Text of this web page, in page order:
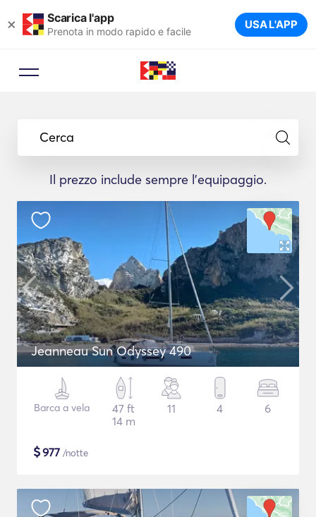
× Scarica l'app
Prenota in modo rapido e facile USA L'APP
Cerca
Il prezzo include sempre l'equipaggio.
Jeanneau Sun Odyssey 490
Barca a vela
47 ft
14 m
11 4 6
$977 /notte